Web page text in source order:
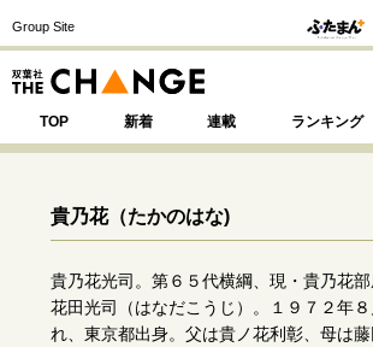
Group Site
TOP 新着 連載 ランキング
SPECIAL 注目の記事テーマで探す
貴乃花（たかのはな)
貴乃花光司。第６５代横綱、現・貴乃花
花田光司（はなだこうじ）。１９７２年
れ、東京都出身。父は貴ノ花利彰、母は